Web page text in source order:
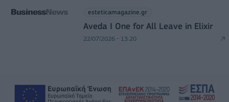
esteticamagazine.gr
Aveda I One for All Leave in Elixir
22/07/2026 - 13:20